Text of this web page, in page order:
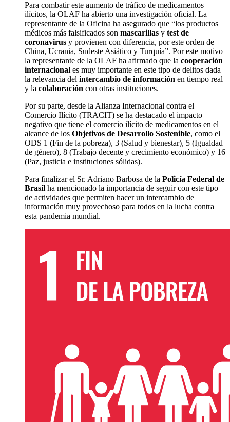
Para combatir este aumento de tráfico de medicamentos
ilícitos, la OLAF ha abierto una investigación oficial. La
representante de la Oficina ha asegurado que “los productos
médicos más falsificados son mascarillas y test de
coronavirus y provienen con diferencia, por este orden de
China, Ucrania, Sudeste Asiático y Turquía”. Por este motivo
la representante de la OLAF ha afirmado que la cooperación
internacional es muy importante en este tipo de delitos dada
la relevancia del intercambio de información en tiempo real
y la colaboración con otras instituciones.
Por su parte, desde la Alianza Internacional contra el
Comercio Ilícito (TRACIT) se ha destacado el impacto
negativo que tiene el comercio ilícito de medicamentos en el
alcance de los Objetivos de Desarrollo Sostenible, como el
ODS 1 (Fin de la pobreza), 3 (Salud y bienestar), 5 (Igualdad
de género), 8 (Trabajo decente y crecimiento económico) y 16
(Paz, justicia e instituciones sólidas).
Para finalizar el Sr. Adriano Barbosa de la Policía Federal de
Brasil ha mencionado la importancia de seguir con este tipo
de actividades que permiten hacer un intercambio de
información muy provechoso para todos en la lucha contra
esta pandemia mundial.